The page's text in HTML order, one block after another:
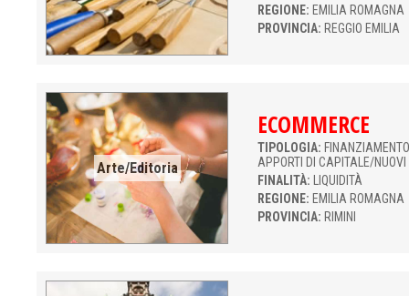
REGIONE: EMILIA ROMAGNA
PROVINCIA: REGGIO EMILIA
Arte/Editoria
ECOMMERCE
TIPOLOGIA:
APPORTI DI CAPITALE/NUOVI
FINALITÀ:
LIQUIDITÀ
REGIONE: EMILIA ROMAGNA
PROVINCIA: RIMINI